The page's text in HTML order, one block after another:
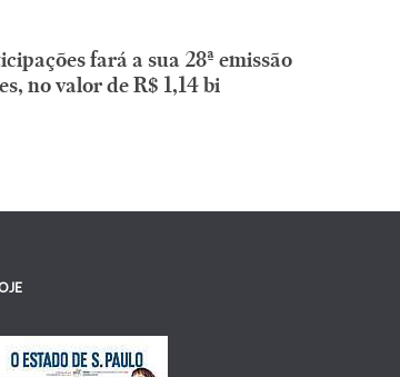
fará a sua 28ª emissão
no valor de R$ 1,14 bi